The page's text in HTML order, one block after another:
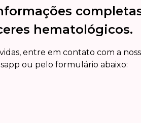
hematológicos.
entre em contato com a
ou pelo formulário abaixo: